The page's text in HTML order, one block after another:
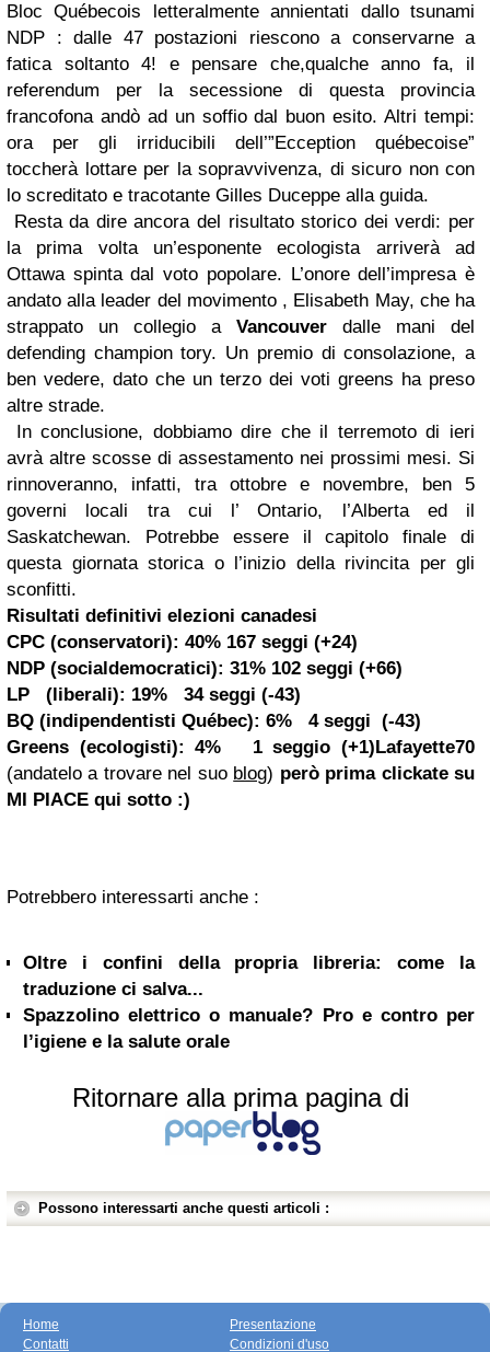
Bloc Québecois letteralmente annientati dallo tsunami
NDP : dalle 47 postazioni riescono a conservarne a
fatica soltanto 4! e pensare che,qualche anno fa, il
referendum per la secessione di questa provincia
francofona andò ad un soffio dal buon esito. Altri tempi:
ora per gli irriducibili dell’”Ecception québecoise”
toccherà lottare per la sopravvivenza, di sicuro non con
lo screditato e tracotante Gilles Duceppe alla guida.
Resta da dire ancora del risultato storico dei verdi: per
la prima volta un’esponente ecologista arriverà ad
Ottawa spinta dal voto popolare. L’onore dell’impresa è
andato alla leader del movimento , Elisabeth May, che ha
strappato un collegio a Vancouver dalle mani del
defending champion tory. Un premio di consolazione, a
ben vedere, dato che un terzo dei voti greens ha preso
altre strade.
In conclusione, dobbiamo dire che il terremoto di ieri
avrà altre scosse di assestamento nei prossimi mesi. Si
rinnoveranno, infatti, tra ottobre e novembre, ben 5
governi locali tra cui l’ Ontario, l’Alberta ed il
Saskatchewan. Potrebbe essere il capitolo finale di
questa giornata storica o l’inizio della rivincita per gli
sconfitti.
Risultati definitivi elezioni canadesi
CPC (conservatori): 40% 167 seggi (+24)
NDP (socialdemocratici): 31% 102 seggi (+66)
LP (liberali): 19% 34 seggi (-43)
BQ (indipendentisti Québec): 6% 4 seggi (-43)
Greens (ecologisti): 4% 1 seggio (+1)Lafayette70
(andatelo a trovare nel suo blog) però prima clickate su
MI PIACE qui sotto :)
Potrebbero interessarti anche :
Oltre i confini della propria libreria: come la
traduzione ci salva...
Spazzolino elettrico o manuale? Pro e contro per
l’igiene e la salute orale
Ritornare alla prima pagina di
Possono interessarti anche questi articoli :
Home
Contatti
Presentazione
Condizioni d'uso